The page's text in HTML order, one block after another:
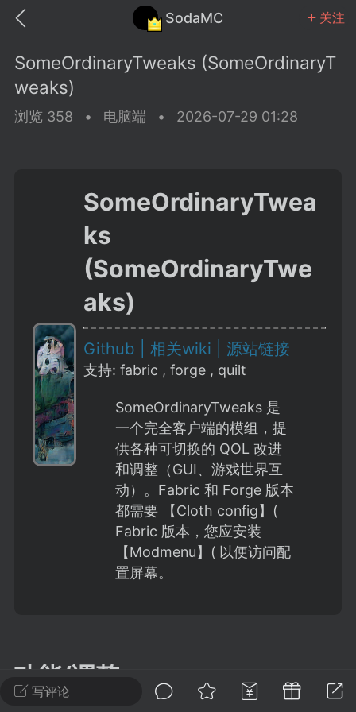
SodaMC 关注
潮涌核心
永久赞助者
11-27 02:06
电脑端 社区规则
议贴】SodaMC 的改进与建议 🧃
社区的建议&反馈板块，欢迎每
在这里畅所欲言，提出你对 社区功能、
、管理方式等方面 的任何想法！...
5.9k
永久赞助者
整合包分享
写评论
SomeOrdinaryTweaks (SomeOrdinaryT
weaks)
浏览 358 • 电脑端 • 2026-07-29 01:28
SomeOrdinaryTwea
ks
(SomeOrdinaryTwe
aks)
Github | 相关wiki | 源站链接
支持: fabric , forge , quilt
SomeOrdinaryTweaks 是
一个完全客户端的模组，提
供各种可切换的 QOL 改进
和调整（GUI、游戏世界互
动）。Fabric 和 Forge 版本
都需要 【Cloth config】(
Fabric 版本，您应安装
【Modmenu】( 以便访问配
置屏幕。
功能/调整
- `隐藏盾牌`